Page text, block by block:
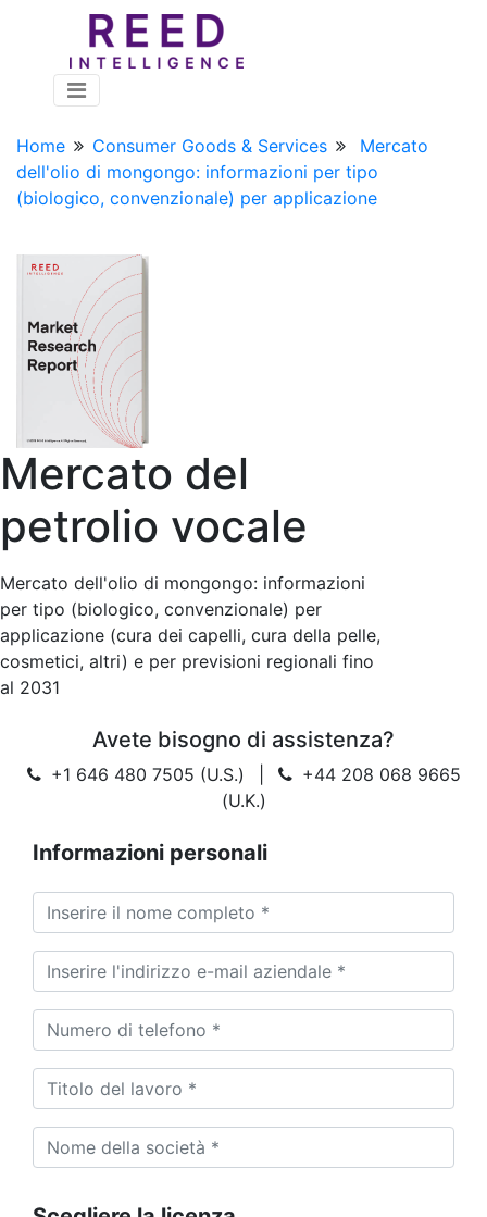
Home Consumer Goods & Services
Mercato
dell'olio di mongongo: informazioni per tipo
(biologico, convenzionale) per applicazione
Mercato del
petrolio vocale
Mercato dell'olio di mongongo: informazioni
per tipo (biologico, convenzionale) per
applicazione (cura dei capelli, cura della pelle,
cosmetici, altri) e per previsioni regionali fino
al 2031
Avete bisogno di assistenza?
+1 646 480 7505 (U.S.)
+44 208 068 9665
(U.K.)
Informazioni personali